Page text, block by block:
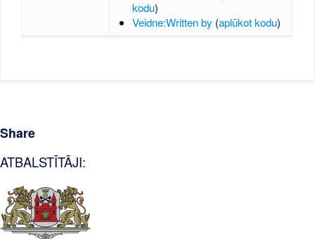
kodu)
Veidne:Written by (aplūkot kodu)
Share
ATBALSTĪTĀJI: